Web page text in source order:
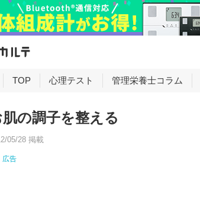
TOP 心理テスト 管理栄養士コラム
肌の調子を整える
05/28 掲載